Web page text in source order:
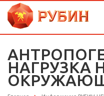
НАГРУЗКА